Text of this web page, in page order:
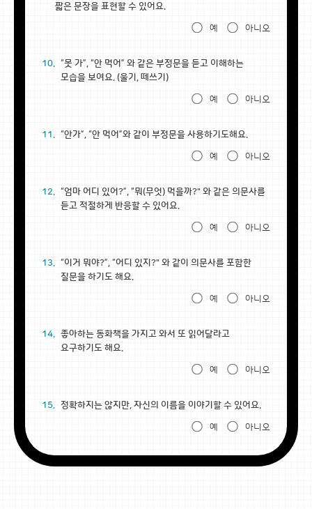
짧은 문장을 표현할 수 있어요.
예 아니오
10.
“못 가”, “안 먹어” 와 같은 부정문을 듣고 이해하는
모습을 보여요. (울기, 떼쓰기)
예 아니오
11. “안가”, “안 먹어”와 같이 부정문을 사용하기도해요.
예 아니오
12.
“엄마 어디 있어?”, “뭐(무엇) 먹을까?" 와 같은 의문사를
듣고 적절하게 반응할 수 있어요.
예 아니오
13.
“이거 뭐야?”, “어디 있지?" 와 같이 의문사를 포함한
질문을 하기도 해요.
예 아니오
14.
좋아하는 동화책을 가지고 와서 또 읽어달라고
요구하기도 해요.
예 아니오
15. 정확하지는 않지만, 자신의 이름을 이야기할 수 있어요.
예 아니오